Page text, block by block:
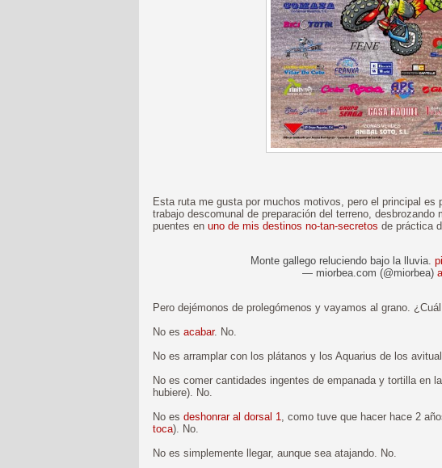
Esta ruta me gusta por muchos motivos, pero el principal es
trabajo descomunal de preparación del terreno,
puentes en uno de mis destinos no-tan-secretos de práctica
Monte gallego reluciendo bajo la lluvia.
— miorbea.com (@miorbea)
Pero dejémonos de prolegómenos y vayamos al grano.
No es acabar. No.
No es arramplar con los plátanos y los Aquarius de los
No es comer cantidades ingentes de empanada y tortilla en
hubiere). No.
No es deshonrar al dorsal 1, como tuve que hacer hace 2
toca). No.
No es simplemente llegar, aunque sea atajando. No.